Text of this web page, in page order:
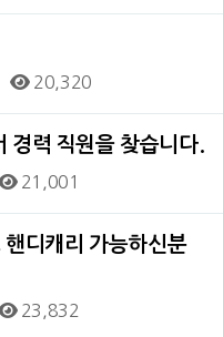
20,320
경력 직원을 찾습니다.
21,001
디캐리 가능하신분
23,832